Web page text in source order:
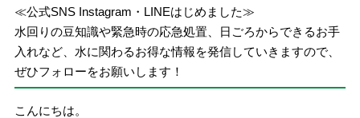
≪公式SNS Instagram・LINEはじめました≫
水回りの豆知識や緊急時の応急処置、日ごろからできるお手
入れなど、水に関わるお得な情報を発信していきますので、
ぜひフォローをお願いします！
こんにちは。